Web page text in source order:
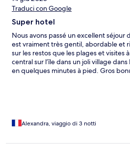
Traduci con Google
Super hotel
Nous avons passé un excellent séjour
est vraiment très gentil, abordable et
sur les restos que les plages et visites
central sur l’île dans un joli village
en quelques minutes à pied. Gros
Alexandra, viaggio di 3 notti